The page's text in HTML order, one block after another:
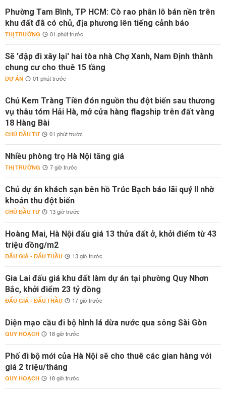
Phường Tam Bình, TP HCM: Cò rao phân lô bán nền trên
khu đất đã có chủ, địa phương lên tiếng cảnh báo
THỊ TRƯỜNG 01 phút trước
Sẽ 'đập đi xây lại' hai tòa nhà Chợ Xanh, Nam Định thành
chung cư cho thuê 15 tầng
DỰ ÁN 01 phút trước
Chủ Kem Tràng Tiền đón nguồn thu đột biến sau thương
vụ thâu tóm Hải Hà, mở cửa hàng flagship trên đất vàng
18 Hàng Bài
CHỦ ĐẦU TƯ 01 phút trước
Nhiều phòng trọ Hà Nội tăng giá
THỊ TRƯỜNG 7 giờ trước
Chủ dự án khách sạn bên hồ Trúc Bạch báo lãi quý II nhờ
khoản thu đột biến
CHỦ ĐẦU TƯ 13 giờ trước
Hoàng Mai, Hà Nội đấu giá 13 thửa đất ở, khởi điểm từ 43
triệu đồng/m2
ĐẤU GIÁ - ĐẤU THẦU 13 giờ trước
Gia Lai đấu giá khu đất làm dự án tại phường Quy Nhơn
Bắc, khởi điểm 23 tỷ đồng
ĐẤU GIÁ - ĐẤU THẦU 17 giờ trước
Diện mạo cầu đi bộ hình lá dừa nước qua sông Sài Gòn
QUY HOẠCH 18 giờ trước
Phố đi bộ mới của Hà Nội sẽ cho thuê các gian hàng với
giá 2 triệu/tháng
QUY HOẠCH 18 giờ trước